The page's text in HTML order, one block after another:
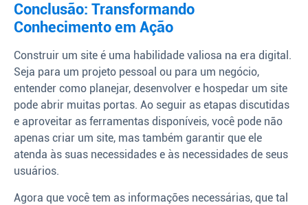
Conclusão: Transformando
Conhecimento em Ação
Construir um site é uma habilidade valiosa na era digital.
Seja para um projeto pessoal ou para um negócio,
entender como planejar, desenvolver e hospedar um site
pode abrir muitas portas. Ao seguir as etapas discutidas
e aproveitar as ferramentas disponíveis, você pode não
apenas criar um site, mas também garantir que ele
atenda às suas necessidades e às necessidades de seus
usuários.
Agora que você tem as informações necessárias, que tal